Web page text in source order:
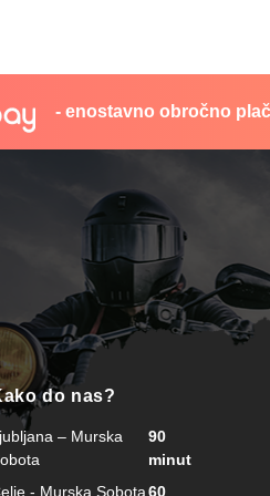
- enostavno obročno
do nas?
– Murska
90
minut
- Murska Sobota60